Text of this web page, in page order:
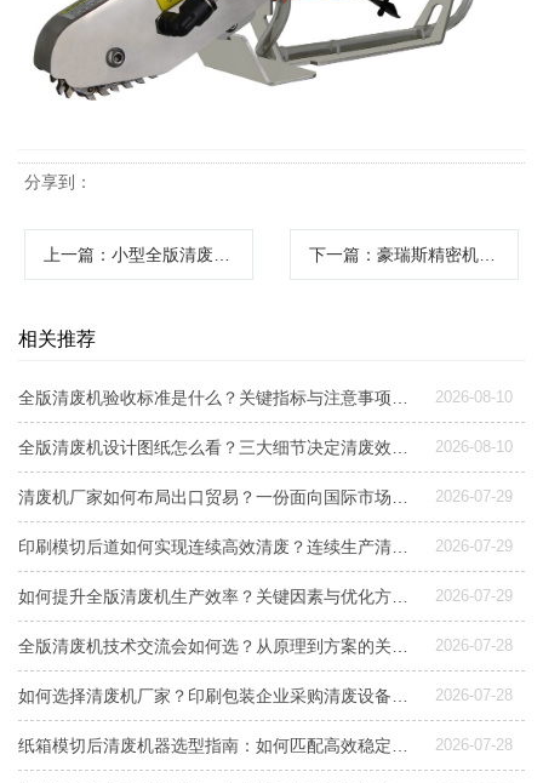
分享到：
上一篇 ：小型全版清废机：高效清理废纸的得力助手 下一篇 ：豪瑞斯精密机械数控脱标清废机革新印刷后道工艺
相关推荐
2026-08-10
2026-08-10
2026-07-29
2026-07-29
2026-07-29
2026-07-28
2026-07-28
2026-07-28